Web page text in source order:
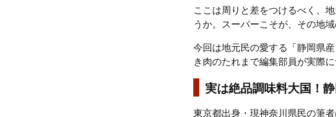
ここは周りと差をつけるべく、
うか。スーパーこそが、その地
今回は地元民の愛する「静岡県
き肉のたれまで編集部員が実際
実は絶品調味料大国！
東京都出身・現神奈川県民の筆